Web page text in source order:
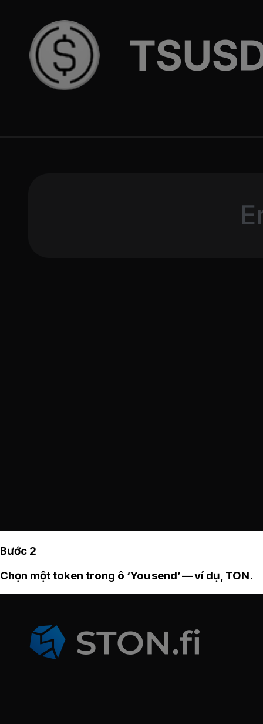
Bước 2
Chọn một token trong ô ‘You send’ — ví dụ, TON.